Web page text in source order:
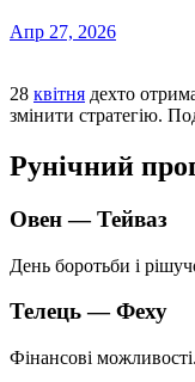
Апр 27, 2026
28 квітня дехто
змінити стратегію.
Рунічний
Овен —Тейваз
День боротьби і
Телець —Феху
Фінансові